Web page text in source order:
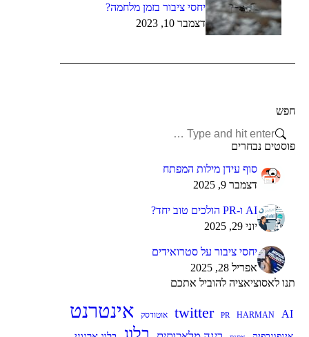
יחסי ציבור בזמן מלחמה?
דצמבר 10, 2023
חפש
Search:
פוסטים נבחרים
סוף עידן מילות המפתח
דצמבר 9, 2025
AI ו-PR הולכים טוב יחד?
יוני 29, 2025
יחסי ציבור על סטרואידים
אפריל 28, 2025
תנו לאסוציאציה להוביל אתכם
AI
HARMAN
PR
twitter אוטודסק אינטרנט